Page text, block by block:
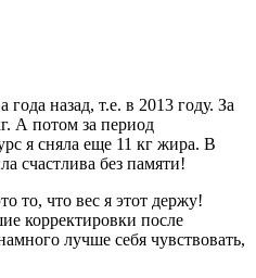
назад, т.е. в 2013 году. За
А потом за период
я сняла еще 11 кг жира. В
счастлива без памяти!
то, что вес я этот держу!
корректировки после
лучше себя чувствовать,